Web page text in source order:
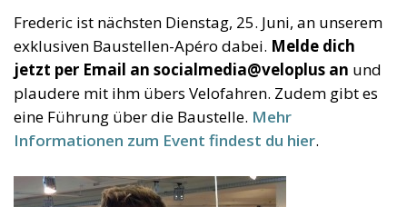
Frederic ist nächsten Dienstag, 25. Juni, an unserem
exklusiven Baustellen-Apéro dabei. Melde dich
jetzt per Email an socialmedia@veloplus an und
plaudere mit ihm übers Velofahren. Zudem gibt es
eine Führung über die Baustelle. Mehr
Informationen zum Event findest du hier.